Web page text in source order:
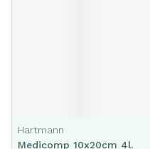
Hartmann
Medicomp 10x20cm 4l.